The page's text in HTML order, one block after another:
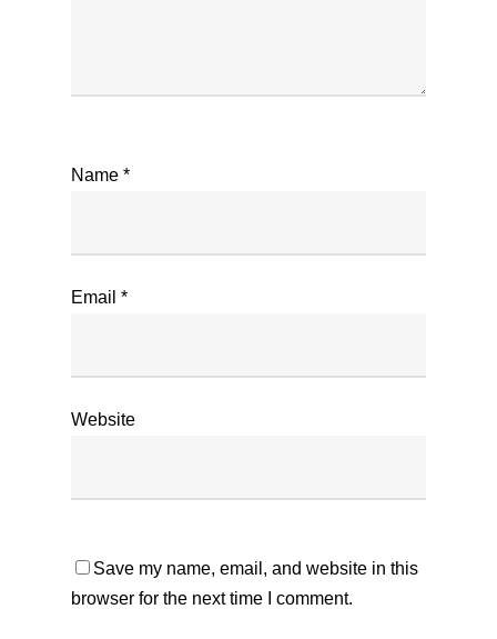
Name *
Email *
Website
Save my name, email, and website in this
browser for the next time I comment.